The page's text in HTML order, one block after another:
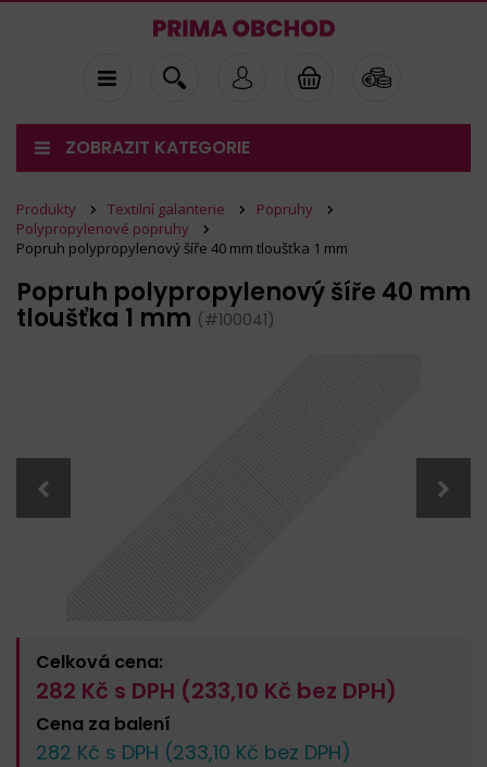
ZOBRAZIT KATEGORIE
Produkty Textilní galanterie
Popruhy
Polypropylenové popruhy
Popruh polypropylenový šíře 40 mm tloušťka 1 mm
Popruh polypropylenový šíře 40 mm
tloušťka 1 mm (#100041)
Celková cena:
282 Kč s DPH (233,10 Kč bez DPH)
Cena za balení
282 Kč s DPH (233,10 Kč bez DPH)